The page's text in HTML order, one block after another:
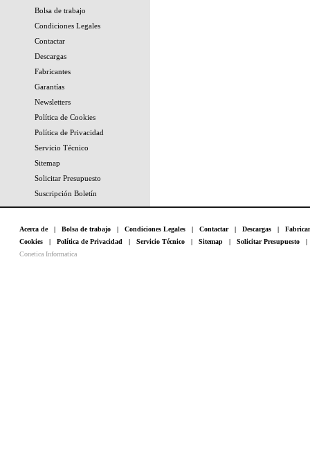
Bolsa de trabajo
Condiciones Legales
Contactar
Descargas
Fabricantes
Garantías
Newsletters
Política de Cookies
Política de Privacidad
Servicio Técnico
Sitemap
Solicitar Presupuesto
Suscripción Boletín
Acerca de| Bolsa de trabajo | Condiciones Legales | Contactar| Descargas |
Cookies | Política de Privacidad | Servicio Técnico | Sitemap | Solicitar Presupuesto
Conetica Informatica